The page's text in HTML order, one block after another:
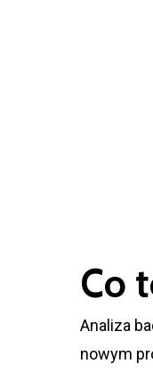
Co
Analiza
nowym